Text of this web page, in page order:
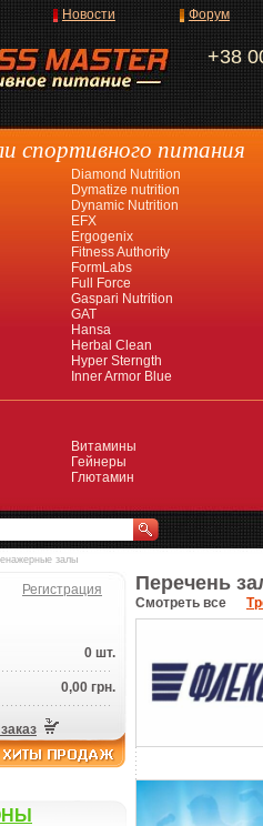
+38
Новости Форум
спортивного питания
Diamond Nutrition
Dymatize nutrition
Dynamic Nutrition
EFX
Ergogenix
Fitness Authority
FormLabs
Full Force
Gaspari Nutrition
GAT
Hansa
Herbal Clean
Hyper Sterngth
Inner Armor Blue
Витамины
Гейнеры
Глютамин
залы
Регистрация
0 шт.
0,00 грн.
Перечень
Смотреть все